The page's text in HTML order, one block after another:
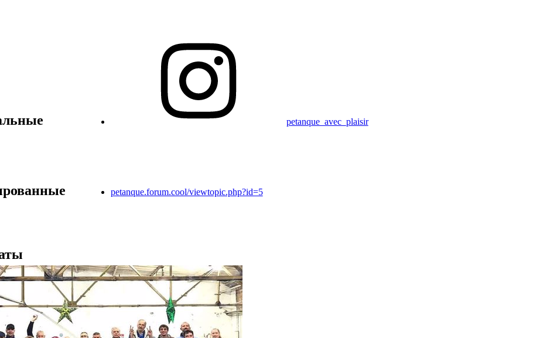
petanque_avec_plaisir
petanque.forum.cool/viewtopic.php?id=5